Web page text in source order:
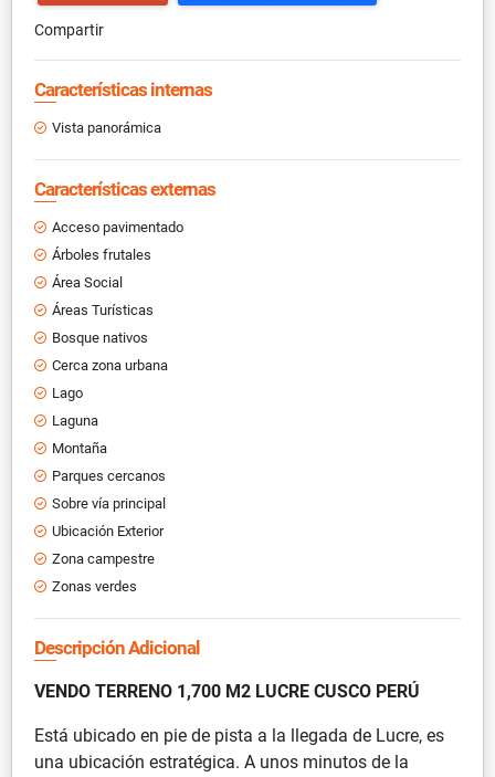
Compartir
Características internas
Vista panorámica
Características externas
Acceso pavimentado
Árboles frutales
Área Social
Áreas Turísticas
Bosque nativos
Cerca zona urbana
Lago
Laguna
Montaña
Parques cercanos
Sobre vía principal
Ubicación Exterior
Zona campestre
Zonas verdes
Descripción Adicional
VENDO TERRENO 1,700 M2 LUCRE CUSCO PERÚ
Está ubicado en pie de pista a la llegada de Lucre, es
una ubicación estratégica. A unos minutos de la